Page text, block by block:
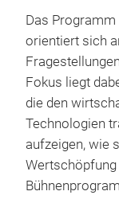
Das
orientiert sich
Fokus liegt
die den
Technologien
aufzeigen, wie